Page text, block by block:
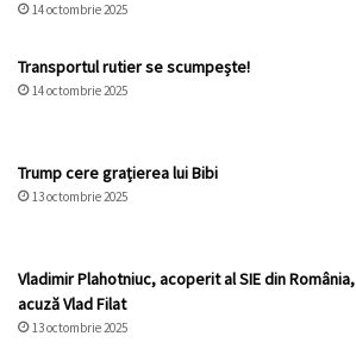
14 octombrie 2025
Transportul rutier se scumpește!
14 octombrie 2025
Trump cere grațierea lui Bibi
13 octombrie 2025
Vladimir Plahotniuc, acoperit al SIE din România,
acuză Vlad Filat
13 octombrie 2025